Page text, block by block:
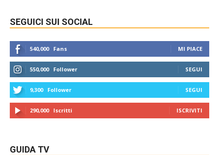
SEGUICI SUI SOCIAL
540,000 Fans MI PIACE
550,000 Follower SEGUI
9,300 Follower SEGUI
290,000 Iscritti ISCRIVITI
GUIDA TV